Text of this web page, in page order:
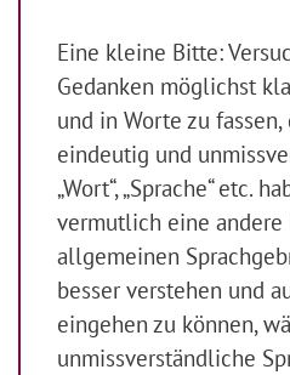
Eine kleine Bitte:
Gedanken möglichst
und in Worte zu
eindeutig und
„Wort“, „Sprache“ etc.
vermutlich eine andere
allgemeinen
besser verstehen und
eingehen zu können,
unmissverständliche